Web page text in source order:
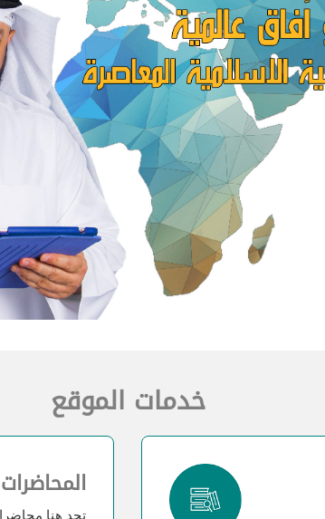
خدمات الموقع
تجد هنا